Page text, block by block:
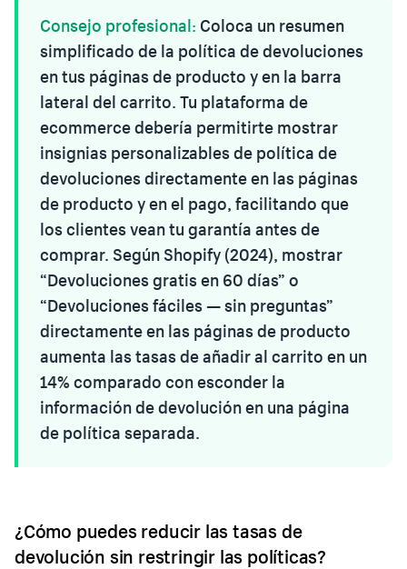
Consejo profesional: Coloca un resumen
simplificado de la política de devoluciones
en tus páginas de producto y en la barra
lateral del carrito. Tu plataforma de
ecommerce debería permitirte mostrar
insignias personalizables de política de
devoluciones directamente en las páginas
de producto y en el pago, facilitando que
los clientes vean tu garantía antes de
comprar. Según Shopify (2024), mostrar
“Devoluciones gratis en 60 días” o
“Devoluciones fáciles — sin preguntas”
directamente en las páginas de producto
aumenta las tasas de añadir al carrito en un
14% comparado con esconder la
información de devolución en una página
de política separada.
¿Cómo puedes reducir las tasas de
devolución sin restringir las políticas?